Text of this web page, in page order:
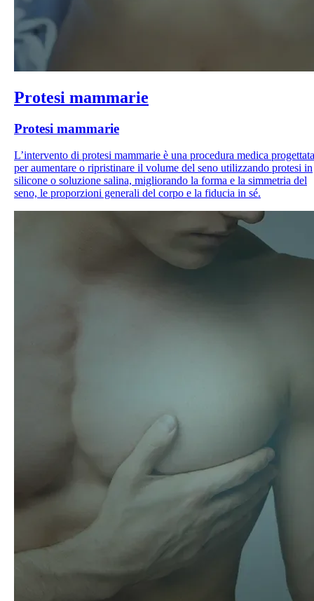
Protesi mammarie
Protesi mammarie
L’intervento di protesi mammarie è una procedura medica progettata
per aumentare o ripristinare il volume del seno utilizzando protesi in
silicone o soluzione salina, migliorando la forma e la simmetria del
seno, le proporzioni generali del corpo e la fiducia in sé.